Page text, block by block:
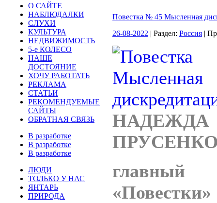
О САЙТЕ
НАБЛЮДАЛКИ
СЛУХИ
КУЛЬТУРА
НЕДВИЖИМОСТЬ
5-е КОЛЕСО
НАШЕ
ДОСТОЯНИЕ
ХОЧУ РАБОТАТЬ
РЕКЛАМА
СТАТЬИ
РЕКОМЕНДУЕМЫЕ
САЙТЫ
ОБРАТНАЯ СВЯЗЬ
В разработке
В разработке
В разработке
ЛЮДИ
ТОЛЬКО У НАС
ЯНТАРЬ
ПРИРОДА
Повестка № 45 Мысленная
26-08-2022 | Раздел: Россия |
НАДЕЖДА
главный
«Повестки»